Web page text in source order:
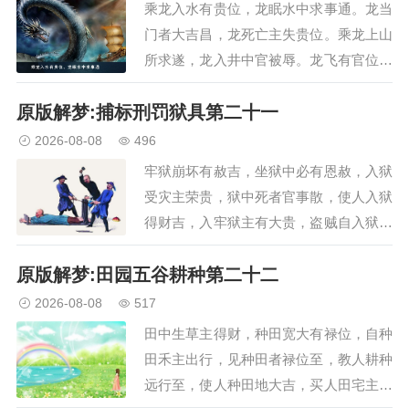
乘龙入水有贵位，龙眠水中求事通。龙当
门者大吉昌，龙死亡主失贵位。乘龙上山
所求遂，龙入井中官被辱。龙飞有官位大
贵，乘龙上市主贵位。龙蛇入门主得财，
龙蛇入灶有官至。蛇化龙行贵人助，妇人
见龙生贵子。龙蛇杀人主大凶，蛇咬人主
得大财。蛇入怀中生贵子，…
原版解梦:捕标刑罚狱具第二十一
2026-08-08 496
牢狱崩坏有赦吉，坐狱中必有恩赦，入狱
受灾主荣贵，狱中死者官事散，使人入狱
得财吉，入牢狱主有大贵，盗贼自入狱大
凶，牢狱污臭百事吉，罪人走脱疾病去，
赶贼行见者大凶，枷锁临身疾病至，枷锁
折损口舌散，枷锁入宅主大凶，绳索系身
大吉利，身披罗网主官事，…
原版解梦:田园五谷耕种第二十二
2026-08-08 517
田中生草主得财，种田宽大有禄位，自种
田禾主出行，见种田者禄位至，教人耕种
远行至，使人种田地大吉，买人田宅主进
职，身在禾中大吉利，破败田地主大吉，